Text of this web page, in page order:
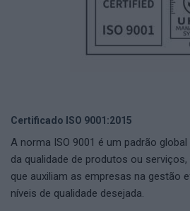
Certificado ISO 9001:2015
A norma ISO 9001 é um padrão
da qualidade de produtos ou
que auxiliam as empresas na gestão
níveis de qualidade desejada.